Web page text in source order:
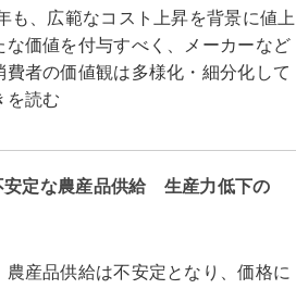
、広範なコスト上昇を背景に値上
価値を付与すべく、メーカーなど
者の価値観は多様化・細分化して
を読む
安定な農産品供給 生産力低下の
産品供給は不安定となり、価格に